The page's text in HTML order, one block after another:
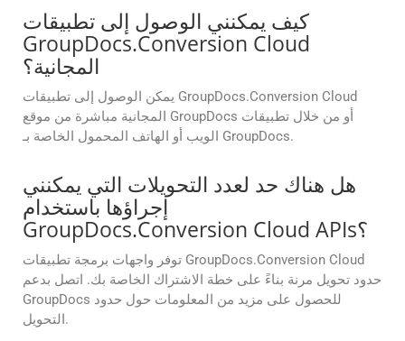
كيف يمكنني الوصول إلى تطبيقات
GroupDocs.Conversion Cloud
المجانية؟
يمكن الوصول إلى تطبيقات GroupDocs.Conversion Cloud
المجانية مباشرة من موقع GroupDocs أو من خلال تطبيقات
الويب أو الهاتف المحمول الخاصة بـ GroupDocs.
هل هناك حد لعدد التحويلات التي يمكنني
إجراؤها باستخدام
GroupDocs.Conversion Cloud APIs؟
توفر واجهات برمجة تطبيقات GroupDocs.Conversion Cloud
حدود تحويل مرنة بناءً على خطة الاشتراك الخاصة بك. اتصل بدعم
GroupDocs للحصول على مزيد من المعلومات حول حدود
التحويل.